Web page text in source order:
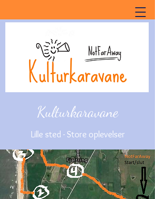
Kulturkaravane
Lille sted - Store oplevelser